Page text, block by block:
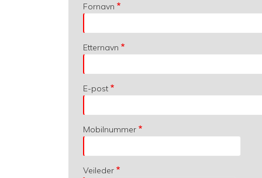
Fornavn
Etternavn
E-post
Mobilnummer
Veileder